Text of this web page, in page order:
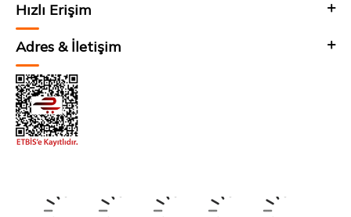
Hızlı Erişim
Adres & İletişim